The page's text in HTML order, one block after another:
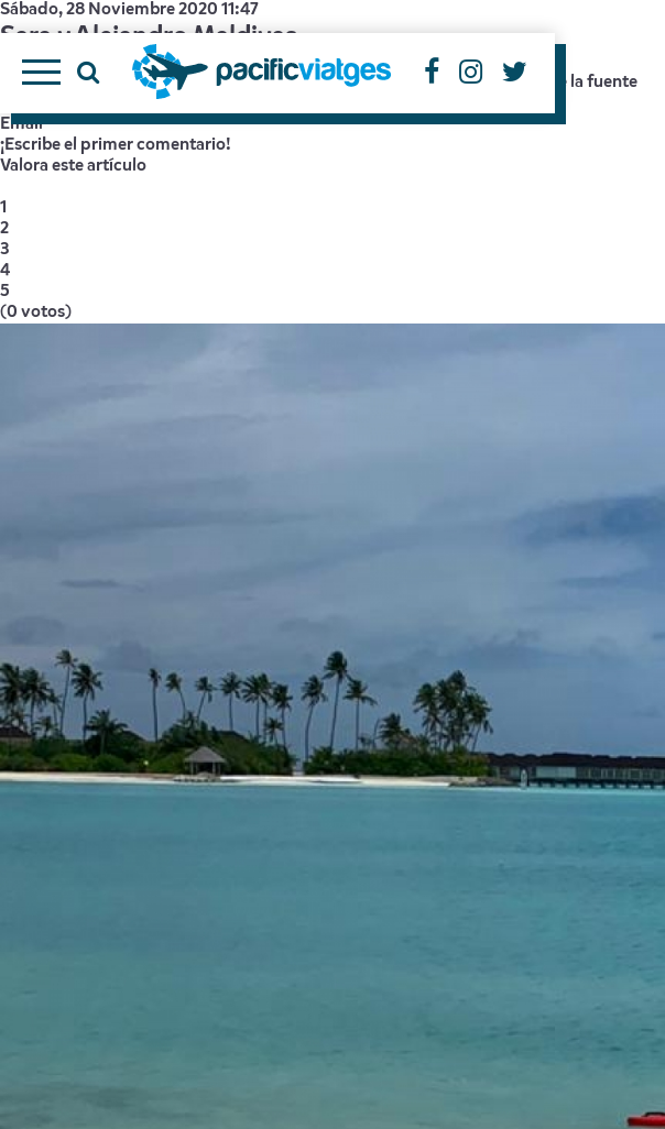
Sábado, 28 Noviembre 2020 11:47
Sara y Alejandro Maldivas
Pacific Viatges
tamaño de la fuentedisminuir el tamaño de la fuente
aumentar tamaño de la fuente
Email
¡Escribe el primer comentario!
Valora este artículo
1
2
3
4
5
(0 votos)